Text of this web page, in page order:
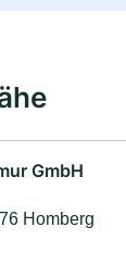
GmbH
Homberg